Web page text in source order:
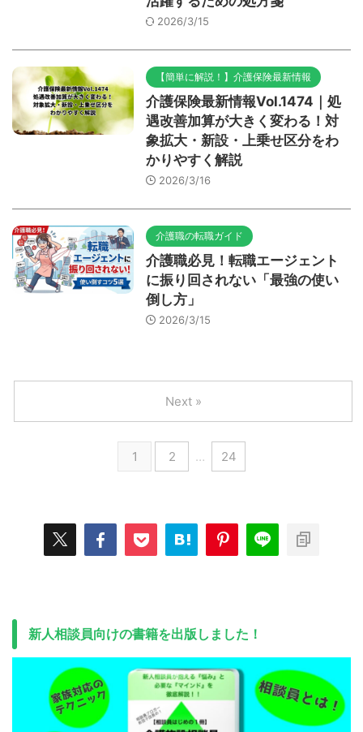
2026/3/15
【簡単に解説！】介護保険最新情報
介護保険最新情報Vol.1474｜処
遇改善加算が大きく変わる！対
象拡大・新設・上乗せ区分をわ
かりやすく解説
2026/3/16
介護職の転職ガイド
介護職必見！転職エージェント
に振り回されない「最強の使い
倒し方」
2026/3/15
1 2 … 24
Next »
新人相談員向けの書籍を出版しました！